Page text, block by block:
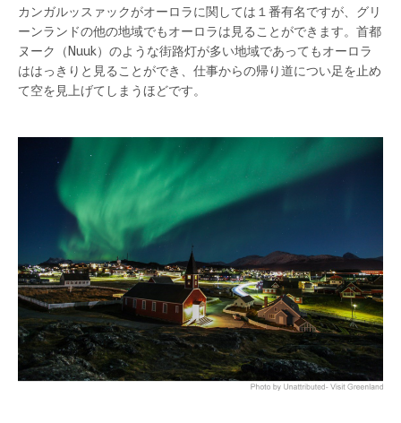
カンガルッスァックがオーロラに関しては１番有名ですが、グリ
ーンランドの他の地域でもオーロラは見ることができます。首都
ヌーク（Nuuk）のような街路灯が多い地域であってもオーロラ
ははっきりと見ることができ、仕事からの帰り道につい足を止め
て空を見上げてしまうほどです。